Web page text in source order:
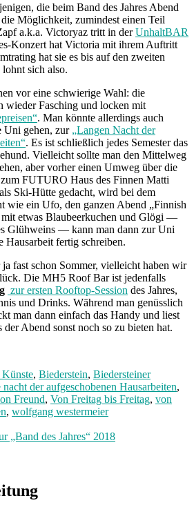
die beim Band des Jahres Abend
Möglichkeit, zumindest einen Teil
a.k.a. Victoryaz tritt in derUnhaltBAR
Konzert hat Victoria mit ihrem Auftritt
hat sie es bis auf den zweiten
sich also.
vor eine schwierige Wahl: die
wieder Fasching und locken mit
. Man könnte allerdings auch
Uni gehen, zur „Langen Nacht der
. Es ist schließlich jedes Semester das
Vielleicht sollte man den Mittelweg
aber vorher einen Umweg über die
FUTURO Haus des Finnen Matti
Ski-Hütte gedacht, wird bei dem
wie ein Ufo, den ganzen Abend „Finnish
mit etwas Blaubeerkuchen und Glögi —
Glühweins — kann man dann zur Uni
Hausarbeit fertig schreiben.
fast schon Sommer, vielleicht haben wir
Die MH5 Roof Bar ist jedenfalls
zur ersten Rooftop-Session des Jahres,
und Drinks. Während man genüsslich
man dann einfach das Handy und liest
der Abend sonst noch so zu bieten hat.
, Biederstein, Biedersteiner
nacht der aufgeschobenen Hausarbeiten,
Freund, Von Freitag bis Freitag, von
, wolfgang westermeier
„Band des Jahres“ 2018